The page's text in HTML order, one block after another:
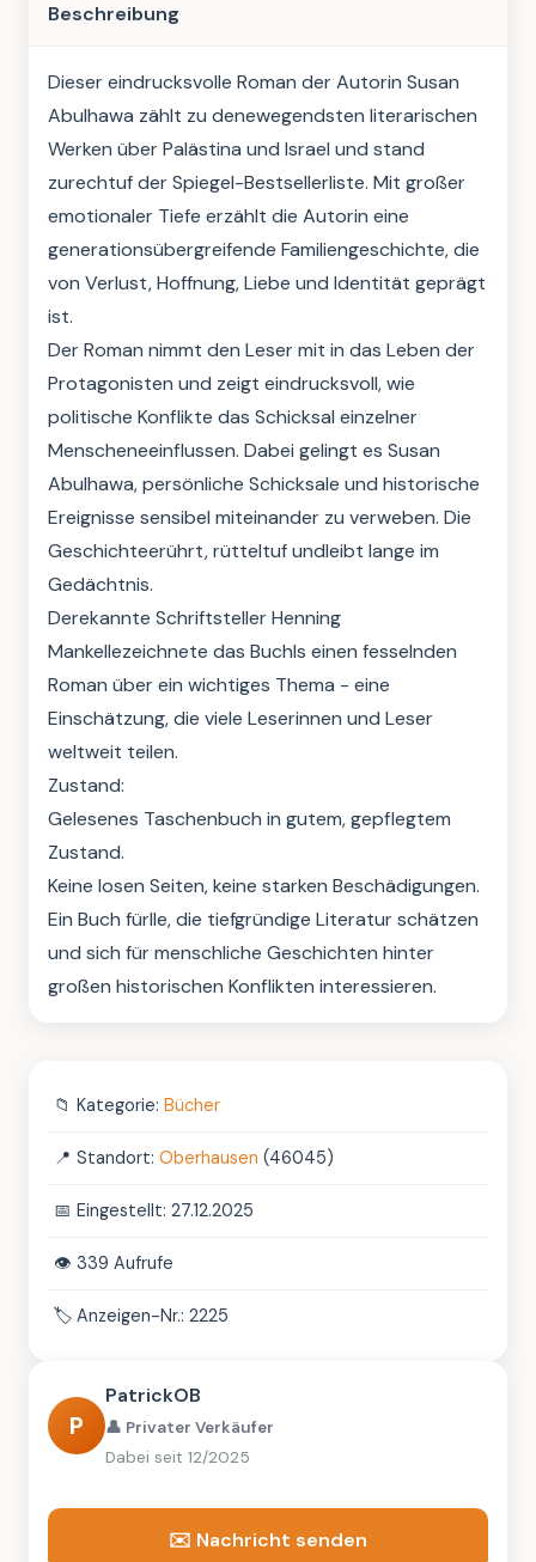
Beschreibung
Dieser eindrucksvolle Roman der Autorin Susan
Abulhawa zählt zu denewegendsten literarischen
Werken über Palästina und Israel und stand
zurechtuf der Spiegel-Bestsellerliste. Mit großer
emotionaler Tiefe erzählt die Autorin eine
generationsübergreifende Familiengeschichte, die
von Verlust, Hoffnung, Liebe und Identität geprägt
ist.
Der Roman nimmt den Leser mit in das Leben der
Protagonisten und zeigt eindrucksvoll, wie
politische Konflikte das Schicksal einzelner
Menscheneeinflussen. Dabei gelingt es Susan
Abulhawa, persönliche Schicksale und historische
Ereignisse sensibel miteinander zu verweben. Die
Geschichteerührt, rütteltuf undleibt lange im
Gedächtnis.
Derekannte Schriftsteller Henning
Mankellezeichnete das Buchls einen fesselnden
Roman über ein wichtiges Thema - eine
Einschätzung, die viele Leserinnen und Leser
weltweit teilen.
Zustand:
Gelesenes Taschenbuch in gutem, gepflegtem
Zustand.
Keine losen Seiten, keine starken Beschädigungen.
Ein Buch fürlle, die tiefgründige Literatur schätzen
und sich für menschliche Geschichten hinter
großen historischen Konflikten interessieren.
📁 Kategorie: Bücher
📍 Standort: Oberhausen (46045)
📅 Eingestellt: 27.12.2025
👁️ 339 Aufrufe
🏷️ Anzeigen-Nr.: 2225
P
PatrickOB
👤 Privater Verkäufer
Dabei seit 12/2025
✉️ Nachricht senden